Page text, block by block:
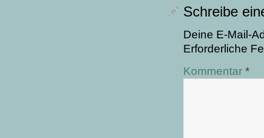
Schreibe
Deine E-Mail-
Erforderliche
Kommentar *